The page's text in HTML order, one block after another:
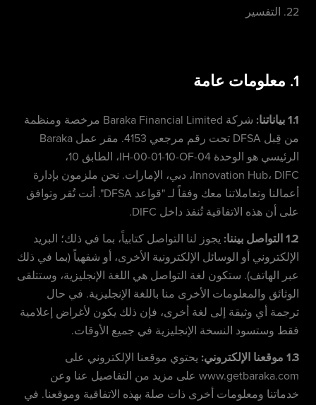
22. التفسير
1. معلومات عامة
1.1 بياناتنا:
شركة Baraka Financial Limited مرخصة ومنظمة
من قِبل DFSA تحت رقم مرجعي 4153. مقر عمل Baraka
الرئيسي هو الوحدة IH-00-01-10-OF-04، الطابق 10،
Innovation Hub، DIFC، دبي، الإمارات. نحن ملزمون بإدارة
أعمالنا وتعاملاتنا معك وفقاً لـ "قواعد DFSA". أنت تُقر وتوافق
على أن هذه الاتفاقية تُنفذ داخل DIFC.
1.2 التواصل بيننا:
يجوز لنا التواصل كتابياً، بما في ذلك؛ البريد
الإلكتروني أو الوسائل الإلكترونية الأخرى، أو شفهياً (بما في ذلك
عبر الهاتف). ستكون لغة التواصل هي اللغة الإنجليزية، وستتلقى
الوثائق والمعلومات الأخرى منا باللغة الإنجليزية. في حال
ترجمة أي وثيقة إلى لغة أخرى، فإن ذلك يكون لأغراض إعلامية
فقط وستسود النسخة الإنجليزية في جميع الأوقات.
1.3 موقعنا الإلكتروني:
يحتوي موقعنا الإلكتروني على
www.getbaraka.com على مزيد من التفاصيل عنا وعن
خدماتنا ومعلومات أخرى ذات صلة بهذه الاتفاقية وموقعنا. في